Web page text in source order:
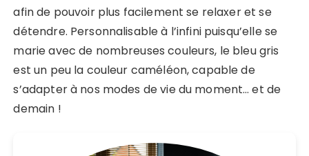
afin de pouvoir plus facilement se relaxer et se
détendre. Personnalisable à l’infini puisqu’elle se
marie avec de nombreuses couleurs, le bleu gris
est un peu la couleur caméléon, capable de
s’adapter à nos modes de vie du moment… et de
demain !